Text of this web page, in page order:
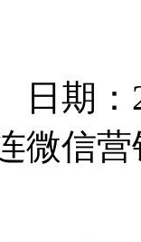
期：
信营